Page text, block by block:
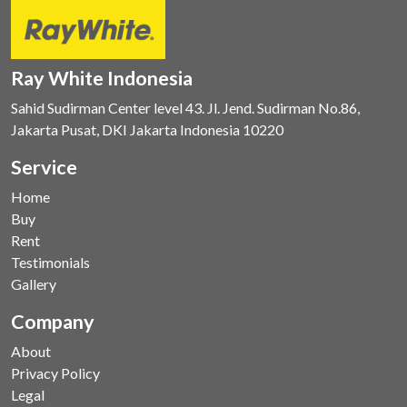
Ray White Indonesia
Sahid Sudirman Center level 43. Jl. Jend. Sudirman No.86,
Jakarta Pusat, DKI Jakarta Indonesia 10220
Service
Home
Buy
Rent
Testimonials
Gallery
Company
About
Privacy Policy
Legal